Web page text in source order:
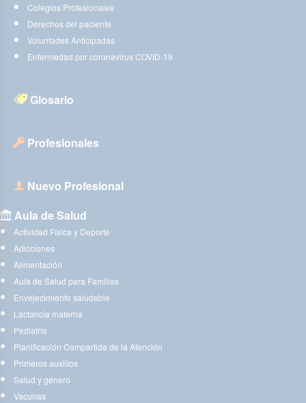
Colegios Profesionales
Derechos del paciente
Voluntades Anticipadas
Enfermedad por coronavirus COVID-19
Glosario
Profesionales
Nuevo Profesional
Aula de Salud
Actividad Física y Deporte
Adicciones
Alimentación
Aula de Salud para Familias
Envejecimiento saludable
Lactancia materna
Pediatría
Planificación Compartida de la Atención
Primeros auxilios
Salud y género
Vacunas